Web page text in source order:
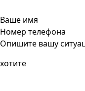
Ваше имя
Номер телефона
Опишите вашу
хотите